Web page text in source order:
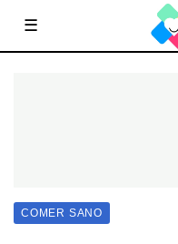
☰
COMER SANO